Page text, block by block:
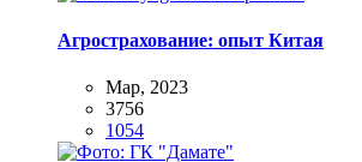
Агрострахование: опыт Китая
Мар, 2023
3756
1054